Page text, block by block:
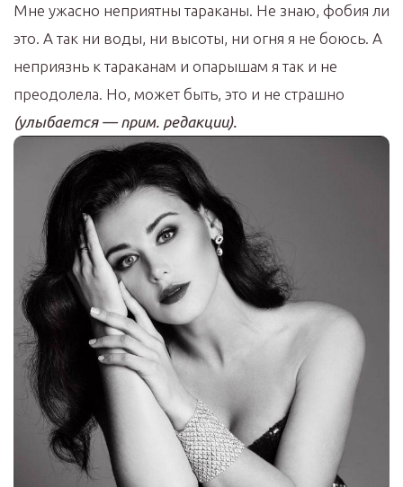
Мне ужасно неприятны тараканы. Не знаю, фобия ли
это. А так ни воды, ни высоты, ни огня я не боюсь. А
неприязнь к тараканам и опарышам я так и не
преодолела. Но, может быть, это и не страшно
(улыбается — прим. редакции).